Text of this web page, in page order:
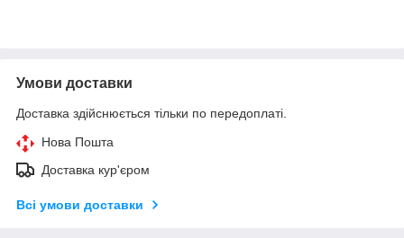
Умови доставки
Доставка здійснюється тільки по передоплаті.
Нова Пошта
Доставка кур'єром
Всі умови доставки